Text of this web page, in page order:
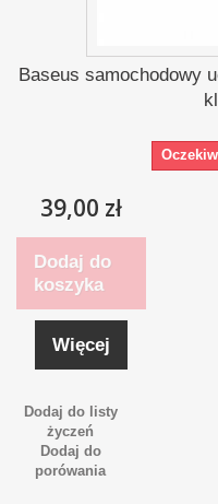
Baseus samochodowy
39,00 zł
Dodaj do
koszyka
Więcej
Dodaj do listy
życzeń
Dodaj do
porówania